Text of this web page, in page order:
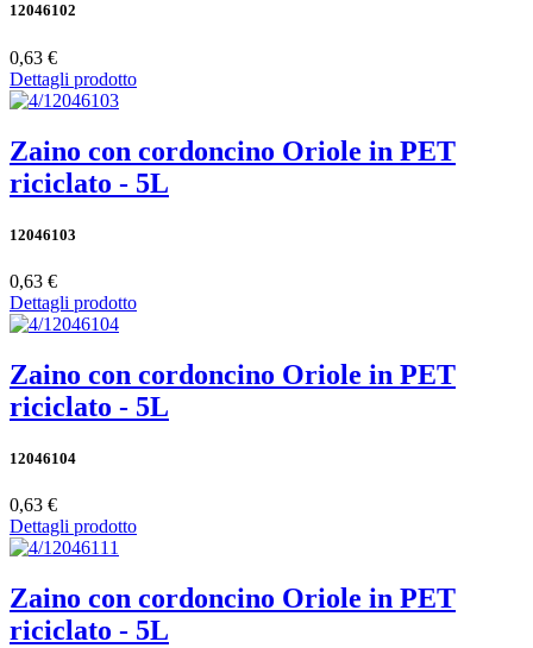
12046102
0,63 €
Dettagli prodotto
Zaino con cordoncino Oriole in PET
riciclato - 5L
12046103
0,63 €
Dettagli prodotto
Zaino con cordoncino Oriole in PET
riciclato - 5L
12046104
0,63 €
Dettagli prodotto
Zaino con cordoncino Oriole in PET
riciclato - 5L